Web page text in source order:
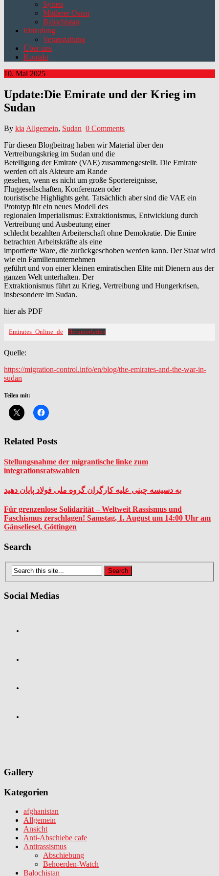
Syrien
Mittlerer Osten
Balochistan
Einladung
Veranstaltung
Über uns
Kontakt
10. Mai 2025
Update:Die Emirate und der Krieg im
Sudan
By kia Allgemein, Sudan 0 Comments
Für diesen Blogbeitrag haben wir Material über den
Vertreibungskrieg im Sudan und die
Beteiligung der Emirate (VAE) zusammengestellt. Die Emirate
werden oft als Akteure am Rande
gesehen, wenn es nicht um große Sportereignisse,
Fluggesellschaften, Konferenzen oder
touristische Highlights geht. Tatsächlich aber sind die VAE ein
Prototyp für ein neues Modell des
regionalen Imperialismus: Extraktionismus, Entwicklung durch
Vertreibung und Ausbeutung einer
schlecht bezahlten Arbeiterschaft ohne Demokratie. Die Emire
betrachten Arbeitskräfte als eine
importierte Ware, die zurückgeschoben werden kann. Der Staat wird
wie ein Familienunternehmen
geführt und von einer kleinen emiratischen Elite mit Dienern aus der
ganzen Welt unterhalten. Der
Extraktionismus führt zu Krieg, Vertreibung und Hungerkrisen,
insbesondere im Sudan.
hier als PDF
Emirates_Online_de Herunterladen
Quelle:
https://migration-control.info/en/blog/the-emirates-and-the-war-in-
sudan
Teilen mit:
Related Posts
Stellungsnahme der migrantische linke zum
integrationsratswahlen
به دسیسه چینی علیه کارگران گروه ملی فولاد پایان دهید
Für grenzenlose Solidarität – Weltweit Rassismus und
Faschismus zerschlagen! Samstag, 1. August um 14:00 Uhr am
Gänseliesel, Göttingen
Search
Social Medias
Gallery
Kategorien
afghanistan
Allgemein
Ansicht
Anti-Abschiebe cafe
Antirassismus
Abschiebung
Behoerden-Watch
Balochistan